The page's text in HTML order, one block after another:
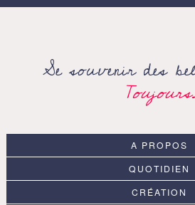
Se souvenir des
Toujours.
A PROPOS
QUOTIDIEN
CRÉATION